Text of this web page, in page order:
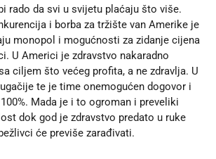
rado da svi u svijetu plaćaju što više.
i borba za tržište van Amerike je
monopol i mogućnosti za zidanje cijena
U Americi je zdravstvo nakaradno
ciljem što većeg profita, a ne zdravlja. U
te je time onemogućen dogovor i
Mada je i to ogroman i preveliki
dok god je zdravstvo predato u ruke
će previše zarađivati.